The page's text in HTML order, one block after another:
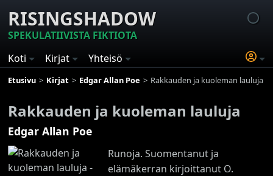
RISINGSHADOW
SPEKULATIIVISTA FIKTIOTA
Koti
Kirjat Yhteisö
Etusivu Kirjat Edgar Allan Poe Rakkauden ja kuoleman lauluja
Rakkauden ja kuoleman lauluja
Edgar Allan Poe
Runoja. Suomentanut ja
elämäkerran kirjoittanut O.